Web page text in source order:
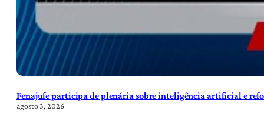
Fenajufe participa de plenária sobre inteligência artificial e
agosto 3, 2026